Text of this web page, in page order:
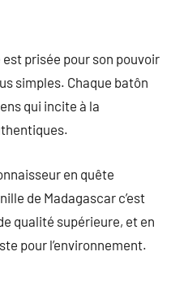
prisée pour son pouvoir
simples. Chaque batôn
qui incite à la
en quête
de Madagascar c’est
qualité supérieure, et en
pour l’environnement.